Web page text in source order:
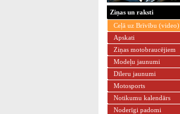
Ziņas un raksti
Ceļā uz Brīvību (video)
Apskati
Ziņas motobraucējiem
Modeļu jaunumi
Dīleru jaunumi
Motosports
Notikumu kalendārs
Noderīgi padomi